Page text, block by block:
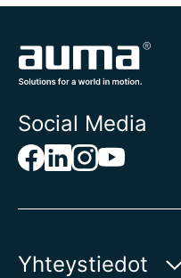
Social Media
Yhteystiedot